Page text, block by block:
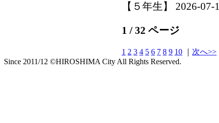
【５年生】 2026-07-
1 / 32 ページ
1 2 3 4 5 6 7 8 9 10
次へ>>
Since 2011/12 ©HIROSHIMA City All Rights Reserved.